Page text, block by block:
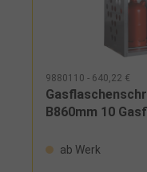
9880110 - 640,22 €
B860mm 10
ab Werk